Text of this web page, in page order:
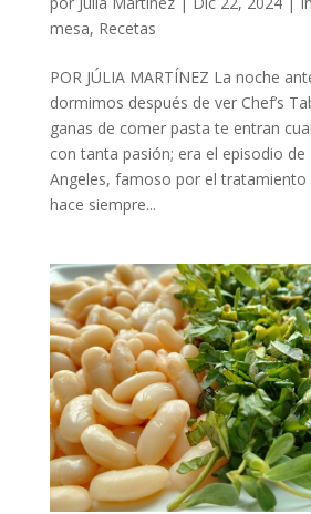
mesa, Recetas
POR JÚLIA MARTÍNEZ La noche
dormimos después de ver Chef’s
ganas de comer pasta te entran
con tanta pasión; era el episodio de
Angeles, famoso por el tratamiento
hace siempre...